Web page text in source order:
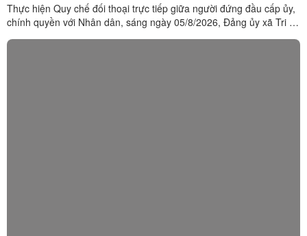
Thực hiện Quy chế đối thoại trực tiếp giữa người đứng đầu cấp ủy,
chính quyền với Nhân dân, sáng ngày 05/8/2026, Đảng ủy xã Tri Lễ